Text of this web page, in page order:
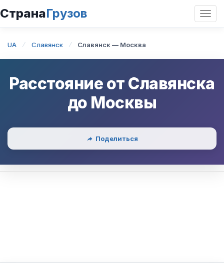
СтранаГрузов
UA Славянск Славянск — Москва
Расстояние от Славянска
до Москвы
Поделиться